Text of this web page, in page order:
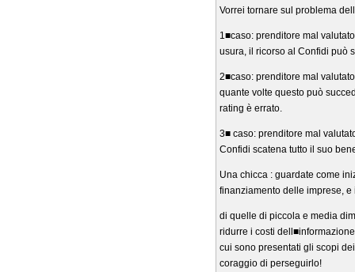
Vorrei tornare sul problema
1■caso: prenditore mal
usura, il ricorso al Confidi può
2■caso: prenditore mal
quante volte questo può
rating è errato.
3■ caso: prenditore mal
Confidi scatena tutto il suo
Una chicca : guardate come
finanziamento delle imprese, e
di quelle di piccola e media
ridurre i costi
cui sono presentati gli scopi
coraggio di perseguirlo!